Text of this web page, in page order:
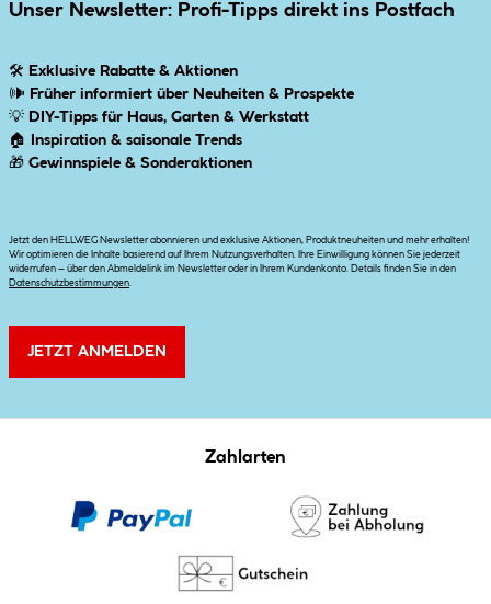
Unser Newsletter: Profi-Tipps direkt ins Postfach
🛠 Exklusive Rabatte & Aktionen
🕪 Früher informiert über Neuheiten & Prospekte
💡 DIY-Tipps für Haus, Garten & Werkstatt
🏠
Inspiration & saisonale Trends
🎁 Gewinnspiele & Sonderaktionen
Jetzt den HELLWEG Newsletter abonnieren und exklusive Aktionen, Produktneuheiten und mehr erhalten!
Wir optimieren die Inhalte basierend auf Ihrem Nutzungsverhalten. Ihre Einwilligung können Sie jederzeit
widerrufen – über den Abmeldelink im Newsletter oder in Ihrem Kundenkonto. Details finden Sie in den
Datenschutzbestimmungen
JETZT ANMELDEN
Zahlarten